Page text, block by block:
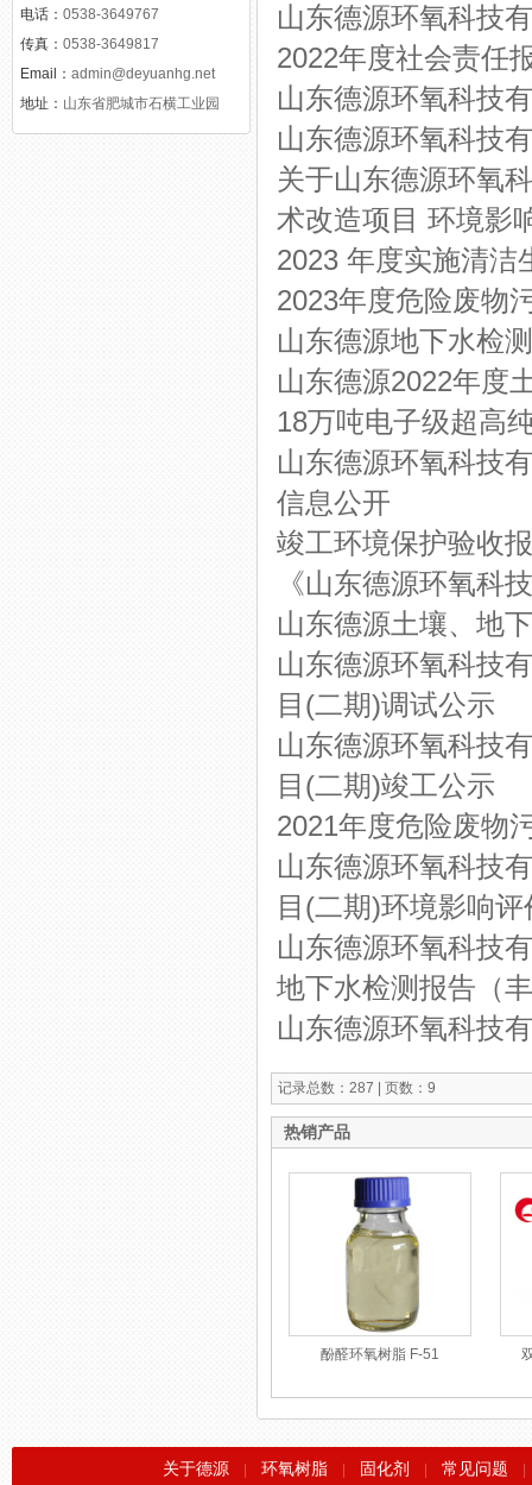
电话： 0538-3649767
传真： 0538-3649817
Email： admin@deyuanhg.net
地址： 山东省肥城市石横工业园
山东德源环氧科技
2022年度社会责任
山东德源环氧科技
山东德源环氧科技
关于山东德源环氧
术改造项目 环境影
2023 年度实施清洁
2023年度危险废物
山东德源地下水检
山东德源2022年度
18万吨电子级超高
山东德源环氧科技
信息公开
竣工环境保护验收
《山东德源环氧科
山东德源土壤、地
山东德源环氧科技
目(二期)调试公示
山东德源环氧科技
目(二期)竣工公示
2021年度危险废物
山东德源环氧科技
目(二期)环境影响
山东德源环氧科技
地下水检测报告（
山东德源环氧科技
记录总数：287 | 页数：9
热销产品
酚醛环氧树脂 F-51
关于德源 环氧树脂 固化剂 常见问题